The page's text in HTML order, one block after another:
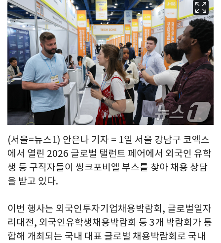
(서울=뉴스1) 안은나 기자 = 1일 서울 강남구 코엑스
에서 열린 2026 글로벌 탤런트 페어에서 외국인 유학
생 등 구직자들이 씽크포비엘 부스를 찾아 채용 상담
을 받고 있다.
이번 행사는 외국인투자기업채용박람회, 글로벌일자
리대전, 외국인유학생채용박람회 등 3개 박람회가 통
합해 개최되는 국내 대표 글로벌 채용박람회로 국내